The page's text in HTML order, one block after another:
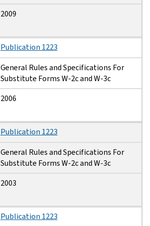
2009
Publication 1223
General Rules and Specifications For
Substitute Forms W-2c and W-3c
2006
Publication 1223
General Rules and Specifications For
Substitute Forms W-2c and W-3c
2003
Publication 1223